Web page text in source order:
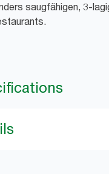
saugfähigen, 3-